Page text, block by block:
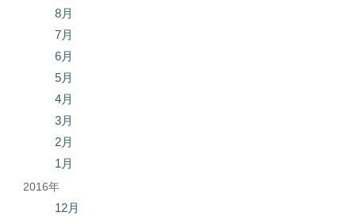
8月
7月
6月
5月
4月
3月
2月
1月
2016年
12月